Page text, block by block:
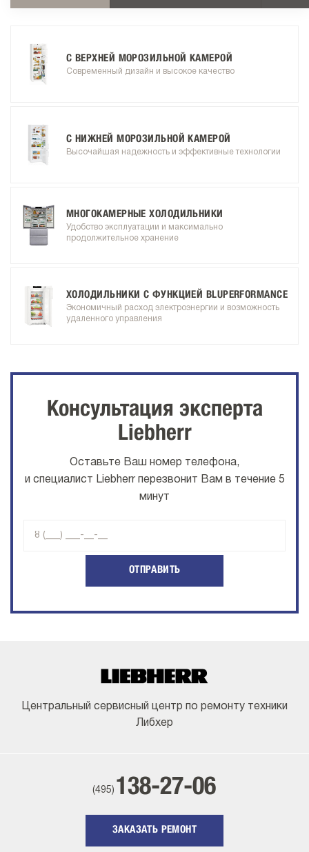
С ВЕРХНЕЙ МОРОЗИЛЬНОЙ КАМЕРОЙ
Современный дизайн и высокое качество
С НИЖНЕЙ МОРОЗИЛЬНОЙ КАМЕРОЙ
Высочайшая надежность и эффективные технологии
МНОГОКАМЕРНЫЕ ХОЛОДИЛЬНИКИ
Удобство эксплуатации и максимально
продолжительное хранение
ХОЛОДИЛЬНИКИ С ФУНКЦИЕЙ BLUPERFORMANCE
Экономичный расход электроэнергии и возможность
удаленного управления
Консультация эксперта
Liebherr
Оставьте Ваш номер телефона,
и специалист Liebherr перезвонит Вам в течение 5
минут
ОТПРАВИТЬ
Центральный сервисный центр по ремонту техники
Либхер
(495) 138-27-06
ЗАКАЗАТЬ РЕМОНТ